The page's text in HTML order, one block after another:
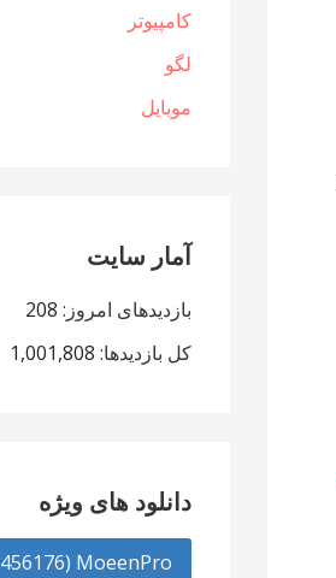
کامپیوتر
لگو
موبایل
آمار سایت
بازدیدهای امروز: 208
کل بازدیدها: 1,001,808
دانلود های ویژه
MoeenPro (456176 دانلود ها )